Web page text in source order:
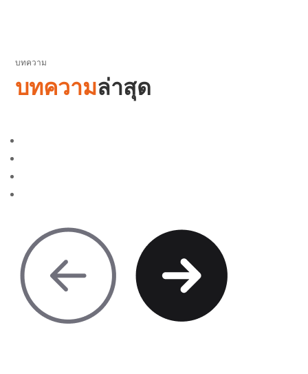
บทความ
บทความล่าสุด